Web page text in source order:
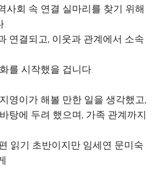
사회 속 연결 실마리를 찾기 위해
.
연결되고, 이웃과 관계에서 소속
를 시작했을 겁니다.
영이가 해볼 만한 일을 생각했고,
탕에 두려 했으며, 가족 관계까지
읽기 초반이지만 임세연 문미숙